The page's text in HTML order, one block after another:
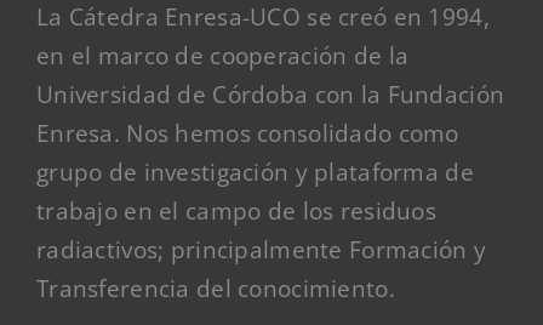
La Cátedra Enresa-UCO se creó en 1994,
en el marco de cooperación de la
Universidad de Córdoba con la Fundación
Enresa. Nos hemos consolidado como
grupo de investigación y plataforma de
trabajo en el campo de los residuos
radiactivos; principalmente Formación y
Transferencia del conocimiento.